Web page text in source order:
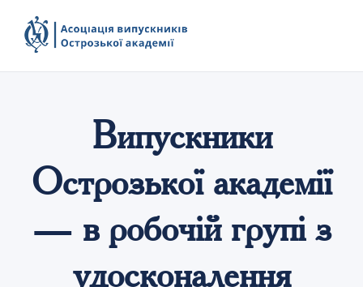
Випускники
Острозької академії
— в робочій групі з
удосконалення